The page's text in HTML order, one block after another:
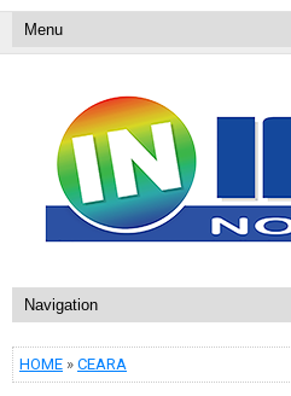
HOME » CEARA